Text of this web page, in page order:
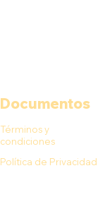
Documentos
Términos y
condiciones
Política de Privacidad